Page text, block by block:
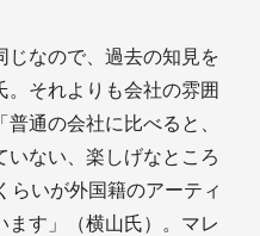
じなので、過去の知見を
それよりも会社の雰囲
通の会社に比べると、
いない、楽しげなところ
らいが外国籍のアーティ
ます」（横山氏）。マレ